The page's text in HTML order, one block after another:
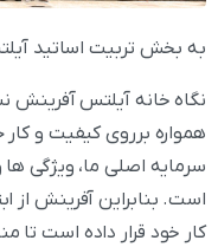
به بخش تربیت اساتید
نگاه خانه آیلتس آفرینش
همواره برروی کیفیت و کار
سرمایه اصلی ما، ویژگی
است. بنابراین آفرینش از
کار خود قرار داده است